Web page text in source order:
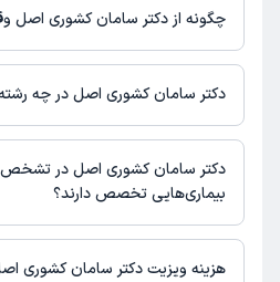
چگونه از دکتر سامان کشوری اصل
در صورتی کهدکتر سامان کشوری اصلدارای
پلتفرم دکترتو باشند، می‌توانید از طریق این
آدرس مطب، شماره تماس، برنامه حضور در
سایر اطلاعات مرتبط با خدمات پزشکی و
در دکترتو در دسترس باشد
دکتر سامان کشوری اصل در چه
دکتر سامان کشوری اصل در رشته‌های زیر
داخلی
دکتر سامان کشوری اصل در تشخص
بیماری‌هایی تخصص دارند؟
دکتر سامان کشوری اصل در تشخیص علائم و
فعالیت می‌کنند.
هزینه ویزیت دکتر سامان کشوری